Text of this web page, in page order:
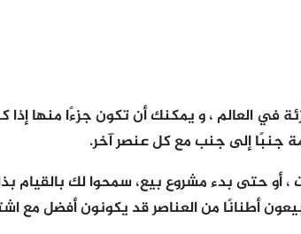
في العالم ، و يمكنك أن تكون جزءًا منها